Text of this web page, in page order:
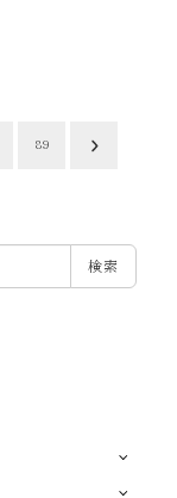
89
検索